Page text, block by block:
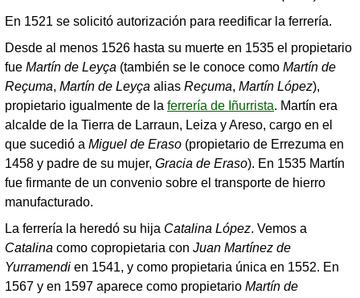
En 1521 se solicitó autorización para reedificar la ferrería.
Desde al menos 1526 hasta su muerte en 1535 el propietario
fue Martín de Leyça (también se le conoce como Martín de
Reçuma, Martín de Leyça alias Reçuma, Martín López),
propietario igualmente de la ferrería de Iñurrista. Martín era
alcalde de la Tierra de Larraun, Leiza y Areso, cargo en el
que sucedió a Miguel de Eraso (propietario de Errezuma en
1458 y padre de su mujer, Gracia de Eraso). En 1535 Martín
fue firmante de un convenio sobre el transporte de hierro
manufacturado.
La ferrería la heredó su hija Catalina López. Vemos a
Catalina como copropietaria con Juan Martínez de
Yurramendi en 1541, y como propietaria única en 1552. En
1567 y en 1597 aparece como propietario Martín de